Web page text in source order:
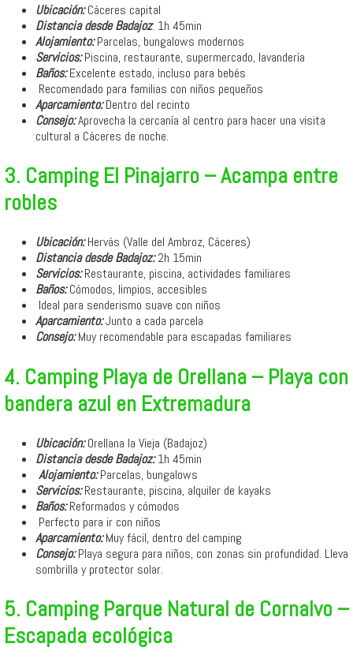
Ubicación:Cáceres capital
Distancia desde Badajoz: 1h 45min
Alojamiento:Parcelas, bungalows modernos
Servicios:Piscina, restaurante, supermercado, lavandería
Baños:Excelente estado, incluso para bebés
‍‍‍ Recomendado para familias con niños pequeños
Aparcamiento:Dentro del recinto
Consejo:Aprovecha la cercanía al centro para hacer una visita
cultural a Cáceres de noche.
3. Camping El Pinajarro – Acampa entre
robles
Ubicación:Hervás (Valle del Ambroz, Cáceres)
Distancia desde Badajoz: 2h 15min
Servicios: Restaurante, piscina, actividades familiares
Baños: Cómodos, limpios, accesibles
‍‍ Ideal para senderismo suave con niños
Aparcamiento:Junto a cada parcela
Consejo: Muy recomendable para escapadas familiares
4. Camping Playa de Orellana – Playa con
bandera azul en Extremadura
Ubicación: Orellana la Vieja (Badajoz)
Distancia desde Badajoz:1h 45min
Alojamiento: Parcelas, bungalows
Servicios:Restaurante, piscina, alquiler de kayaks
Baños:Reformados y cómodos
‍‍‍ Perfecto para ir con niños
Aparcamiento:Muy fácil, dentro del camping
Consejo:Playa segura para niños, con zonas sin profundidad. Lleva
sombrilla y protector solar.
5. Camping Parque Natural de Cornalvo –
Escapada ecológica